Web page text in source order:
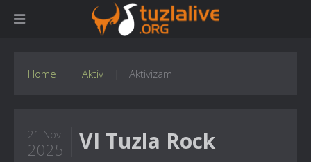
Home Aktiv Aktivizam
21 Nov
2025
VI Tuzla Rock